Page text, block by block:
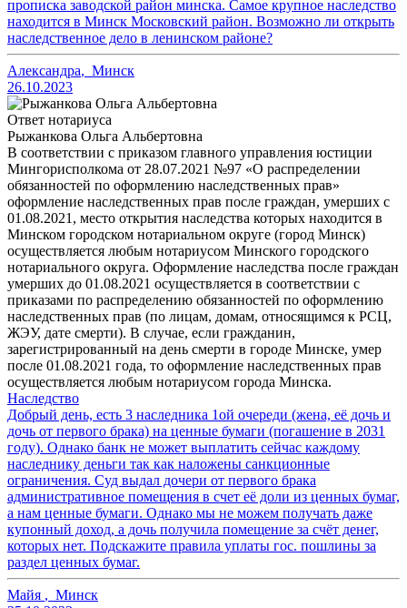
прописка заводской район минска. Самое крупное наследство
находится в Минск Московский район. Возможно ли открыть
наследственное дело в ленинском районе?
Александра, Минск
26.10.2023
Ответ нотариуса
Рыжанкова Ольга Альбертовна
В соответствии с приказом главного управления юстиции
Мингорисполкома от 28.07.2021 №97 «О распределении
обязанностей по оформлению наследственных прав»
оформление наследственных прав после граждан, умерших с
01.08.2021, место открытия наследства которых находится в
Минском городском нотариальном округе (город Минск)
осуществляется любым нотариусом Минского городского
нотариального округа. Оформление наследства после граждан
умерших до 01.08.2021 осуществляется в соответствии с
приказами по распределению обязанностей по оформлению
наследственных прав (по лицам, домам, относящимся к РСЦ,
ЖЭУ, дате смерти). В случае, если гражданин,
зарегистрированный на день смерти в городе Минске, умер
после 01.08.2021 года, то оформление наследственных прав
осуществляется любым нотариусом города Минска.
Наследство
Добрый день, есть 3 наследника 1ой очереди (жена, её дочь и
дочь от первого брака) на ценные бумаги (погашение в 2031
году). Однако банк не может выплатить сейчас каждому
наследнику деньги так как наложены санкционные
ограничения. Суд выдал дочери от первого брака
административное помещения в счет её доли из ценных бумаг,
а нам ценные бумаги. Однако мы не можем получать даже
купонный доход, а дочь получила помещение за счёт денег,
которых нет. Подскажите правила уплаты гос. пошлины за
раздел ценных бумаг.
Майя , Минск